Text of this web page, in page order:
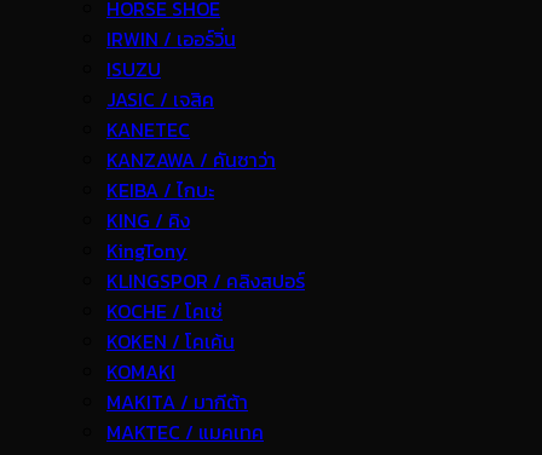
HORSE SHOE
IRWIN / เออร์วิ่น
ISUZU
JASIC / เจสิค
KANETEC
KANZAWA / คันซาว่า
KEIBA / ไกบะ
KING / คิง
KingTony
KLINGSPOR / คลิงสปอร์
KOCHE / โคเช่
KOKEN / โคเค้น
KOMAKI
MAKITA / มากีต้า
MAKTEC / แมคเทค